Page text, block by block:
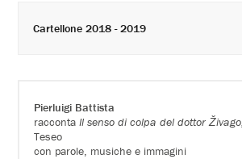
Pierluigi Battista
raccontaIl senso di colpa del dottor Živago,
Teseo
con parole, musiche e immagini
Cartellone 2018 - 2019